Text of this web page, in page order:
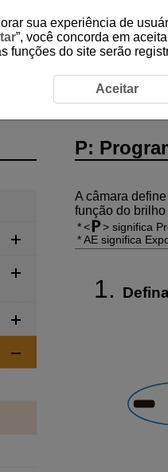
P:
A câmara
função do brilho
significa
AE significa
sua experiência de
”, você concorda em
funções do site serão
Aceitar